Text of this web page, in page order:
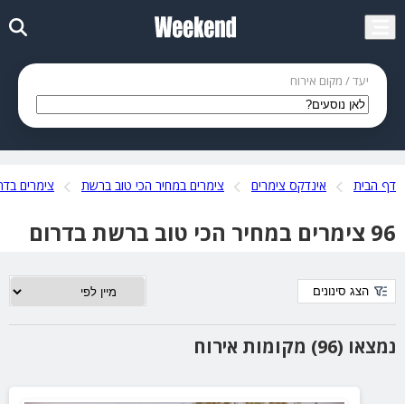
יעד / מקום אירוח
דף הבית אינדקס צימרים צימרים במחיר הכי טוב ברשת צימרים
96 צימרים במחיר הכי טוב ברשת בדרום
נמצאו (96) מקומות אירוח
הצג סינונים